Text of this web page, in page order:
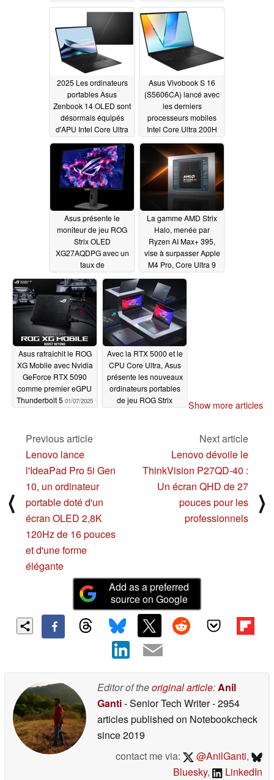
écrans OLED
2025 Les ordinateurs
portables Asus
Zenbook 14 OLED sont
désormais équipés
d'APU Intel Core Ultra
01/07/2025
Asus Vivobook S 16
(S5606CA) lancé avec
les derniers
processeurs mobiles
Intel Core Ultra 200H
Lumina OLED01/07/2025
Asus présente le
moniteur de jeu ROG
Strix OLED
XG27AQDPG avec un
taux de
500 Hz avant sa sortie
officielle
La gamme AMD Strix
Halo, menée par
Ryzen AI Max+ 395,
vise à surpasser Apple
M4 Pro, Core Ultra 9
rapide que RTX 4090
en IA avec 87% de
puissance en moins
01/07/2025
Asus rafraîchit le ROG
XG Mobile avec Nvidia
GeForce RTX 5090
comme premier eGPU
Thunderbolt 5 01/07/2025
Avec la RTX 5000 et le
CPU Core Ultra, Asus
présente les nouveaux
ordinateurs portables
de jeu ROG Strix
Show more articles
⟨
Previous article
Lenovo lance
l'IdeaPad Pro 5i Gen
10, un ordinateur
portable doté d'un
écran OLED 2,8K
120Hz de 16 pouces
et d'une forme
élégante
Next article
Lenovo dévoile le
ThinkVision P27QD-40 :
Un écran QHD de 27
pouces pour les
professionnels
⟩
Add as a preferred
source on Google
Editor of theoriginal article:Anil
Ganti- Senior Tech Writer- 2954
articles published on Notebookcheck
since 2019
contact me via:
@AnilGanti,
Bluesky, LinkedIn